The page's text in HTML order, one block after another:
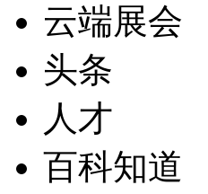
云端展会
头条
人才
百科知道